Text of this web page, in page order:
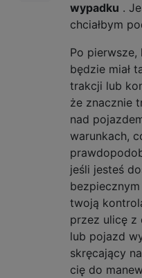
wypadku .
chciałbym
Po pierwsze,
będzie miał
trakcji lub
że znacznie
nad
warunkach,
jeśli jesteś
twoją
przez ulicę z
lub pojazd
skręcający
cię do